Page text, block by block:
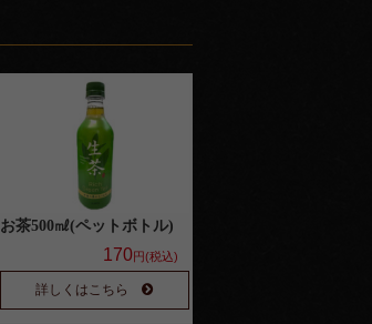
お茶500㎖(ペットボトル)
170円(税込)
詳しくはこちら